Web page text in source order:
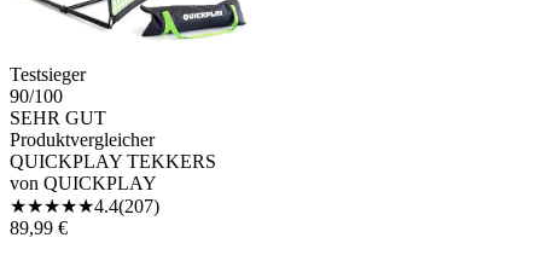
Testsieger
90/100
SEHR GUT
Produktvergleicher
QUICKPLAY TEKKERS
von QUICKPLAY
★★★★★4.4(207)
89,99 €